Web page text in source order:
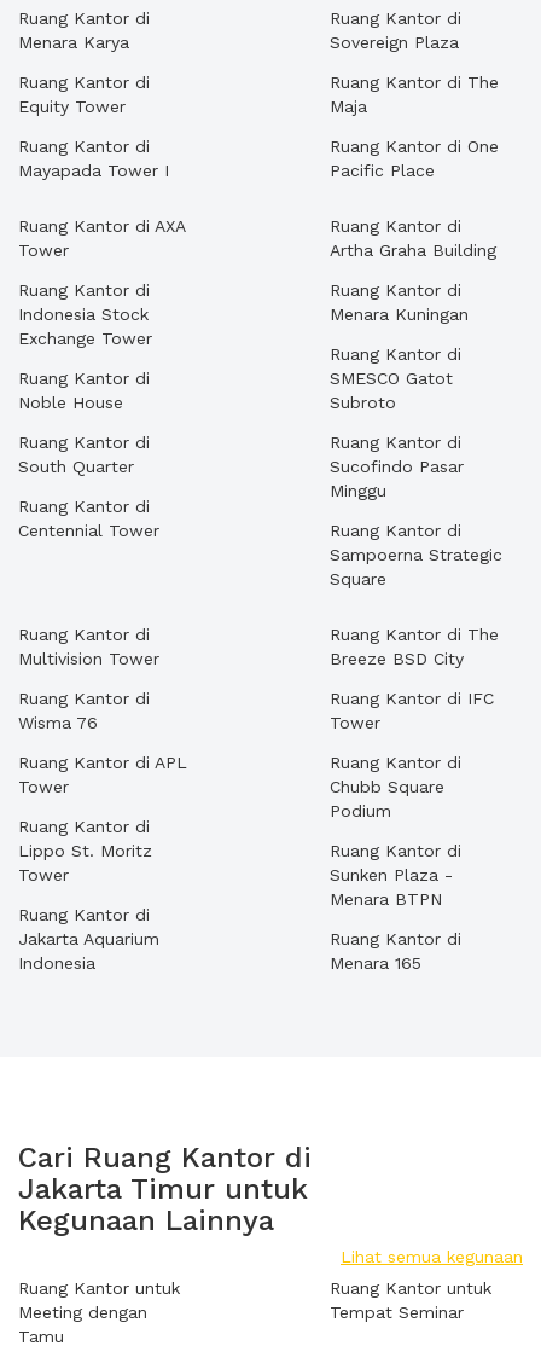
Ruang Kantor di
Menara Karya
Ruang Kantor di
Equity Tower
Ruang Kantor di
Mayapada Tower I
Ruang Kantor di
Sovereign Plaza
Ruang Kantor di The
Maja
Ruang Kantor di One
Pacific Place
Ruang Kantor di AXA
Tower
Ruang Kantor di
Indonesia Stock
Exchange Tower
Ruang Kantor di
Noble House
Ruang Kantor di
South Quarter
Ruang Kantor di
Centennial Tower
Ruang Kantor di
Artha Graha Building
Ruang Kantor di
Menara Kuningan
Ruang Kantor di
SMESCO Gatot
Subroto
Ruang Kantor di
Sucofindo Pasar
Minggu
Ruang Kantor di
Sampoerna Strategic
Square
Ruang Kantor di
Multivision Tower
Ruang Kantor di
Wisma 76
Ruang Kantor di APL
Tower
Ruang Kantor di
Lippo St. Moritz
Tower
Ruang Kantor di
Jakarta Aquarium
Indonesia
Ruang Kantor di The
Breeze BSD City
Ruang Kantor di IFC
Tower
Ruang Kantor di
Chubb Square
Podium
Ruang Kantor di
Sunken Plaza -
Menara BTPN
Ruang Kantor di
Menara 165
Cari Ruang Kantor di
Jakarta Timur untuk
Kegunaan Lainnya
Lihat semua kegunaan
Ruang Kantor untuk
Meeting dengan
Tamu
Ruang Kantor untuk
Tempat Seminar